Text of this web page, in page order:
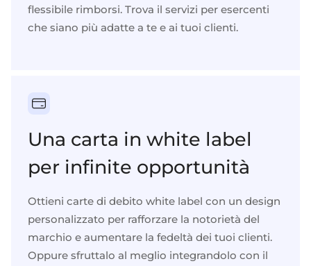
flessibile rimborsi. Trova il servizi per esercenti
che siano più adatte a te e ai tuoi clienti.
Una carta in white label
per infinite opportunità
Ottieni carte di debito white label con un design
personalizzato per rafforzare la notorietà del
marchio e aumentare la fedeltà dei tuoi clienti.
Oppure sfruttalo al meglio integrandolo con il